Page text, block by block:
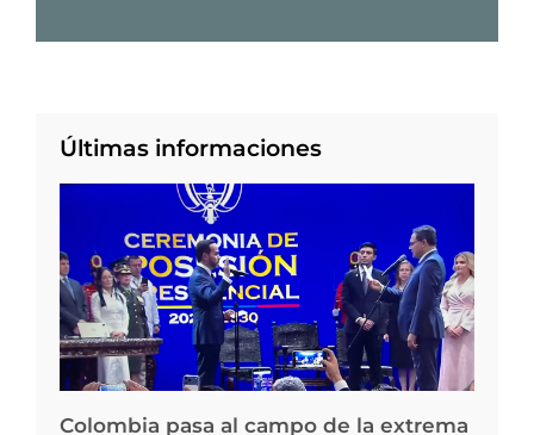
Últimas informaciones
Colombia pasa al campo de la extrema